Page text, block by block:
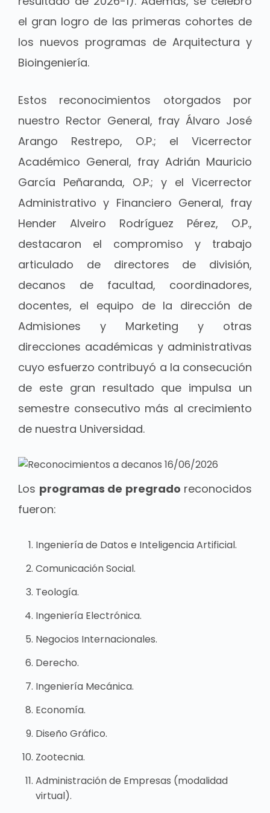
el gran logro de las primeras cohortes de
los nuevos programas de Arquitectura y
Bioingeniería.
Estos reconocimientos otorgados por
nuestro Rector General, fray Álvaro José
Arango Restrepo, O.P.; el Vicerrector
Académico General, fray Adrián Mauricio
García Peñaranda, O.P.; y el Vicerrector
Administrativo y Financiero General, fray
Hender Alveiro Rodríguez Pérez, O.P.,
destacaron el compromiso y trabajo
articulado de directores de división,
decanos de facultad, coordinadores,
docentes, el equipo de la dirección de
Admisiones y Marketing y otras
direcciones académicas y administrativas
cuyo esfuerzo contribuyó a la consecución
de este gran resultado que impulsa un
semestre consecutivo más al crecimiento
de nuestra Universidad.
Los programas de pregrado reconocidos
fueron:
Ingeniería de Datos e Inteligencia Artificial.
Comunicación Social.
Teología.
Ingeniería Electrónica.
Negocios Internacionales.
Derecho.
Ingeniería Mecánica.
Economía.
Diseño Gráfico.
Zootecnia.
Administración de Empresas (modalidad
virtual).